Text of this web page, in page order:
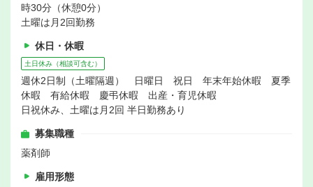
時30分（休憩0分）
土曜は月2回勤務
休日・休暇
土日休み（相談可含む）
週休2日制（土曜隔週） 日曜日 祝日 年末年始休暇 夏季
休暇 有給休暇 慶弔休暇 出産・育児休暇
日祝休み、土曜は月2回 半日勤務あり
募集職種
薬剤師
雇用形態